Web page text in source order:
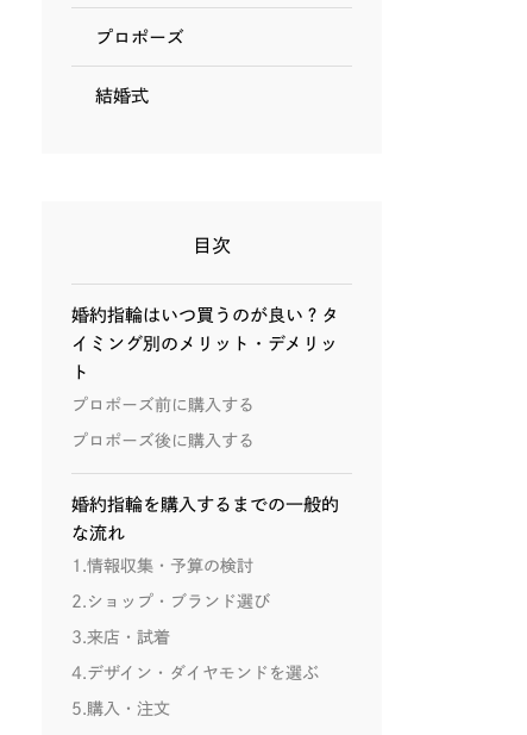
プロポーズ
結婚式
目次
婚約指輪はいつ買うのが良い？タ
イミング別のメリット・デメリッ
ト
プロポーズ前に購入する
プロポーズ後に購入する
婚約指輪を購入するまでの一般的
な流れ
1.情報収集・予算の検討
2.ショップ・ブランド選び
3.来店・試着
4.デザイン・ダイヤモンドを選ぶ
5.購入・注文